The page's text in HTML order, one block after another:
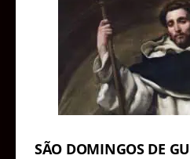
SÃO DOMINGOS DE